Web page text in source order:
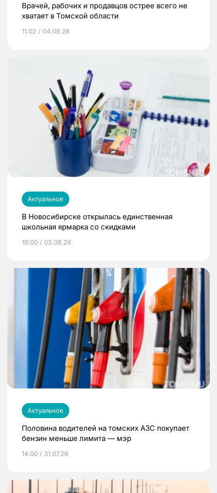
Врачей, рабочих и продавцов острее всего не
хватает в Томской области
11:02 / 04.08.26
Актуальное
В Новосибирске открылась единственная
школьная ярмарка со скидками
19:00 / 03.08.26
Актуальное
Половина водителей на томских АЗС покупает
бензин меньше лимита — мэр
14:00 / 31.07.26